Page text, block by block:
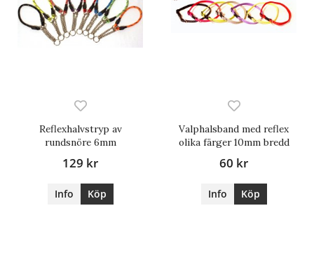
Reflexhalvstryp av
rundsnöre 6mm
129 kr
Info Köp
Valphalsband med reflex
olika färger 10mm bredd
60 kr
Info Köp